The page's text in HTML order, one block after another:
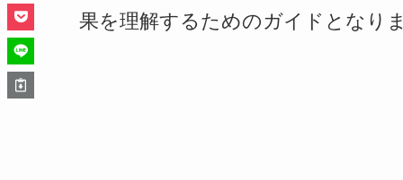
果を理解するためのガイドとなり